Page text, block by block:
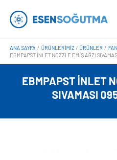
atla
ANA SAYFA ÜRÜNLERIMIZ ÜRÜNLER
EBMPAPST İNLET NOZZLE EMIŞ AĞZI
EBMPAPST İNLET
SIVAMASI